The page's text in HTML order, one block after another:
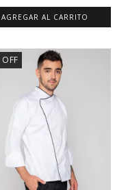
AGREGAR AL CARRITO
OFF